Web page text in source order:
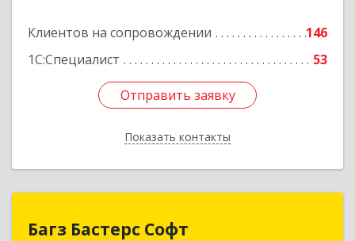
Клиентов на сопровождении
146
1С:Специалист
53
Отправить заявку
Показать контакты
Отправить заявку
Назад
Багз Бастерс Софт
Багз Бастерс Софт